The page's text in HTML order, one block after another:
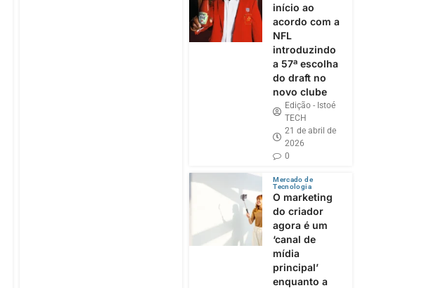
início ao
acordo com a
NFL
introduzindo
a 57ª escolha
do draft no
novo clube
Edição - Istoé
TECH
21 de abril de
2026
0
Mercado de
Tecnologia
O marketing
do criador
agora é um
‘canal de
mídia
principal’
enquanto a